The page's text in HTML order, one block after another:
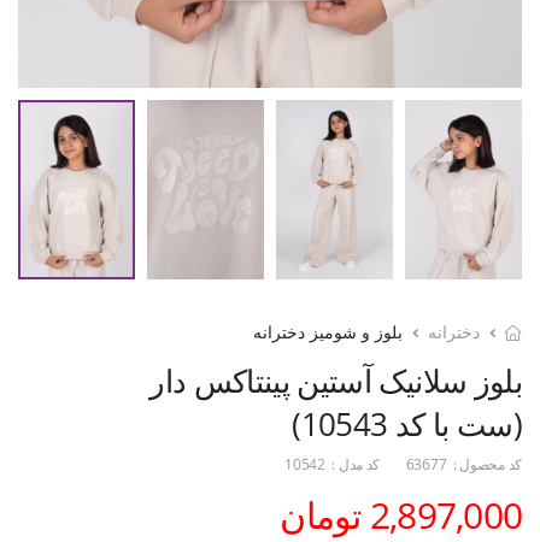
دخترانه بلوز و شومیز دخترانه
بلوز سلانیک آستین پینتاکس دار
(ست با کد 10543)
کد محصول : 63677 کد مدل : 10542
2,897,000 تومان